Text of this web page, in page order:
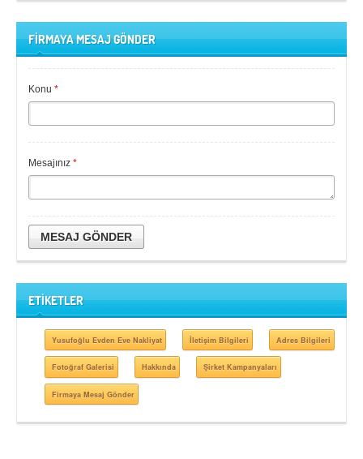
FİRMAYA MESAJ GÖNDER
Konu *
Mesajınız *
MESAJ GÖNDER
ETİKETLER
Yusufoğlu Evden Eve Nakliyat İletişim Bilgileri Adres Bilgileri
Fotoğraf Galerisi Hakkında Şirket Kampanyaları
Firmaya Mesaj Gönder